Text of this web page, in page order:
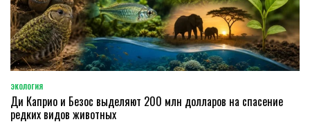
POSTED
IN
ЭКОЛОГИЯ
Ди Каприо и Безос выделяют 200 млн долларов на спасение
редких видов животных